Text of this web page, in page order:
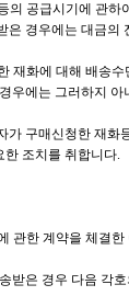
의 공급시기에 관하
은 경우에는 대금의
재화에 대해 배송
우에는 그러하지 아
가 구매신청한 재
조치를 취합니다.
관한 계약을 체결
받은 경우 다음 각